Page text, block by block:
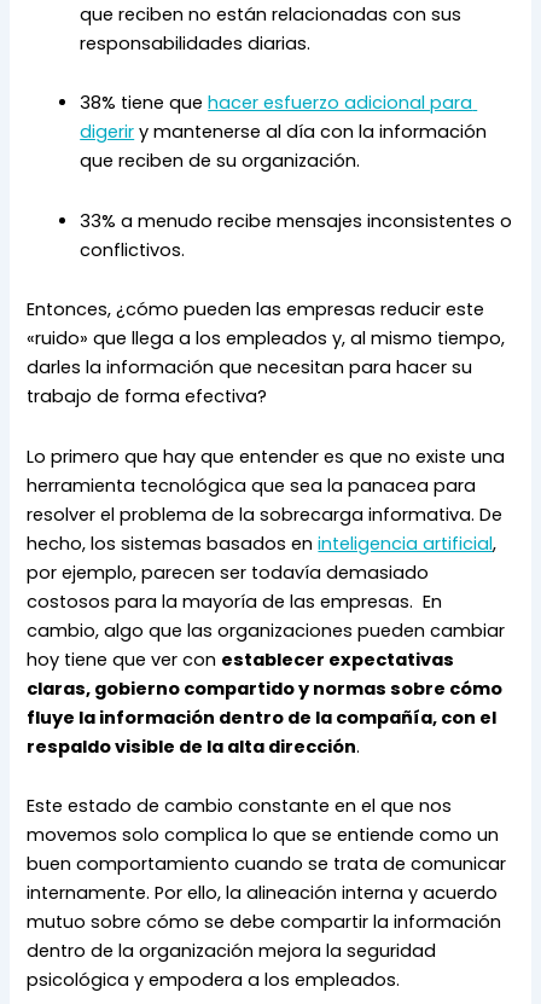
que reciben no están relacionadas con sus
responsabilidades diarias.
38% tiene que hacer esfuerzo adicional para
digerir y mantenerse al día con la información
que reciben de su organización.
33% a menudo recibe mensajes inconsistentes o
conflictivos.
Entonces, ¿cómo pueden las empresas reducir este
«ruido» que llega a los empleados y, al mismo tiempo,
darles la información que necesitan para hacer su
trabajo de forma efectiva?
Lo primero que hay que entender es que no existe una
herramienta tecnológica que sea la panacea para
resolver el problema de la sobrecarga informativa. De
hecho, los sistemas basados en inteligencia artificial,
por ejemplo, parecen ser todavía demasiado
costosos para la mayoría de las empresas.  En
cambio, algo que las organizaciones pueden cambiar
hoy tiene que ver con establecer expectativas
claras, gobierno compartido y normas sobre cómo
fluye la información dentro de la compañía, con el
respaldo visible de la alta dirección.
Este estado de cambio constante en el que nos
movemos solo complica lo que se entiende como un
buen comportamiento cuando se trata de comunicar
internamente. Por ello, la alineación interna y acuerdo
mutuo sobre cómo se debe compartir la información
dentro de la organización mejora la seguridad
psicológica y empodera a los empleados.